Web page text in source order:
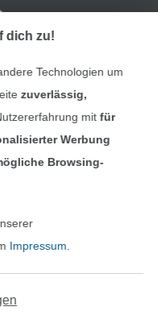
In den
dich zu!
Technologien um
zuverlässig,
mitfür
Werbung
Browsing-
Impressum